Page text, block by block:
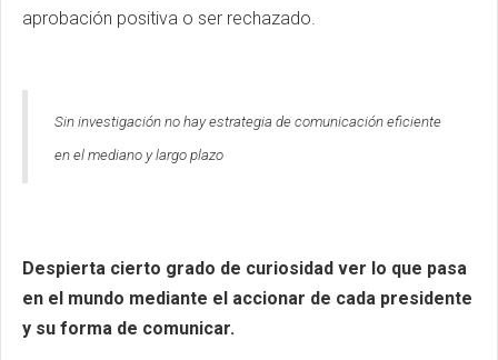
aprobación positiva o ser rechazado.
Sin investigación no hay estrategia de comunicación eficiente
en el mediano y largo plazo
Despierta cierto grado de curiosidad ver lo que pasa
en el mundo mediante el accionar de cada presidente
y su forma de comunicar.